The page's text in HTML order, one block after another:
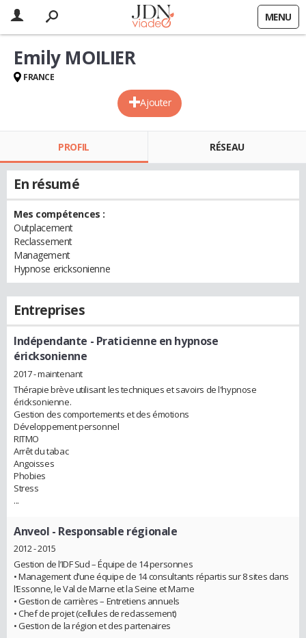
MENU
Ajouter
Emily MOILIER
FRANCE
PROFIL RÉSEAU
En résumé
Mes compétences :
Outplacement
Reclassement
Management
Hypnose ericksonienne
Entreprises
Indépendante - Praticienne en hypnose
éricksonienne
2017 - maintenant
Thérapie brève utilisant les techniques et savoirs de l'hypnose
éricksonienne.
Gestion des comportements et des émotions
Développement personnel
RITMO
Arrêt du tabac
Angoisses
Phobies
Stress
...
Anveol - Responsable régionale
2012 - 2015
Gestion de l’IDF Sud – Équipe de 14 personnes
• Management d’une équipe de 14 consultants répartis sur 8 sites dans
l’Essonne, le Val de Marne et la Seine et Marne
• Gestion de carrières – Entretiens annuels
• Chef de projet (cellules de reclassement)
• Gestion de la région et des partenaires